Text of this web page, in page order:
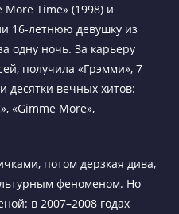
Time» (1998) и
16-летнюю девушку из
одну ночь. За карьеру
получила «Грэмми», 7
десятки вечных хитов:
«Gimme More»,
потом дерзкая дива,
феноменом. Но
в 2007–2008 годах